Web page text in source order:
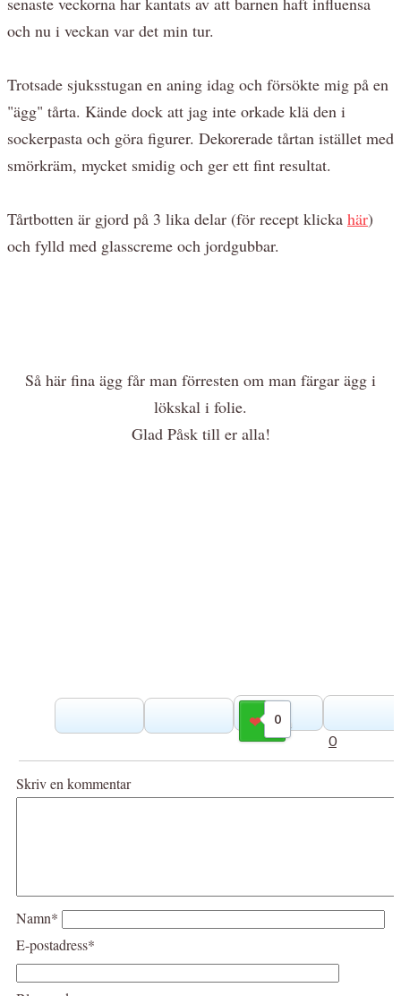
och nu i veckan var det min tur.
Trotsade sjuksstugan en aning idag och försökte mig på en
"ägg" tårta. Kände dock att jag inte orkade klä den i
sockerpasta och göra figurer. Dekorerade tårtan istället med
smörkräm, mycket smidig och ger ett fint resultat.
Tårtbotten är gjord på 3 lika delar (för recept klicka här)
och fylld med glasscreme och jordgubbar.
Så här fina ägg får man förresten om man färgar ägg i
lökskal i folie.
Glad Påsk till er alla!
0
Gilla
0
Skriv en kommentar
Namn*
E-postadress*